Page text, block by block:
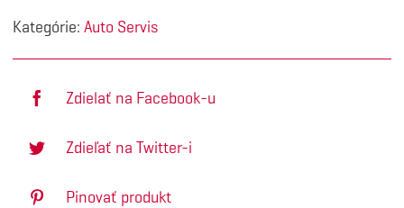
Kategórie: Auto Servis
Zdielať na Facebook-u
Zdieľať na Twitter-i
Pinovať produkt